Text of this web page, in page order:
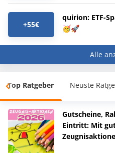
+55€
quirion: ETF-
🥳🚀
Alle
Top Ratgeber Neuste
Gutscheine,
Eintritt: Mit